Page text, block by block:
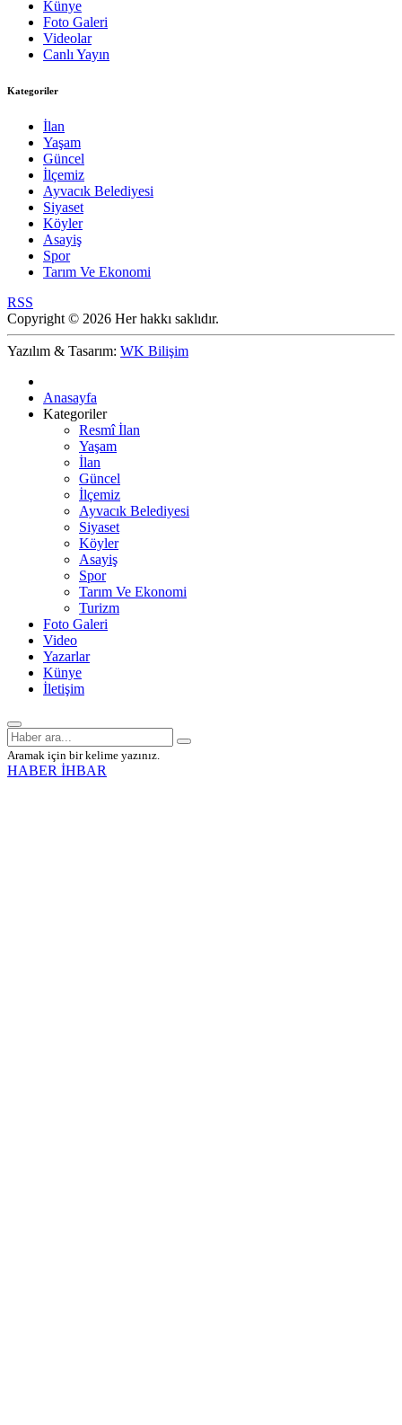
Künye
Foto Galeri
Videolar
Canlı Yayın
Kategoriler
İlan
Yaşam
Güncel
İlçemiz
Ayvacık Belediyesi
Siyaset
Köyler
Asayiş
Spor
Tarım Ve Ekonomi
RSS
Copyright © 2026 Her hakkı saklıdır.
Yazılım & Tasarım: WK Bilişim
Anasayfa
Kategoriler
Resmî İlan
Yaşam
İlan
Güncel
İlçemiz
Ayvacık Belediyesi
Siyaset
Köyler
Asayiş
Spor
Tarım Ve Ekonomi
Turizm
Foto Galeri
Video
Yazarlar
Künye
İletişim
Aramak için bir kelime yazınız.
HABER İHBAR